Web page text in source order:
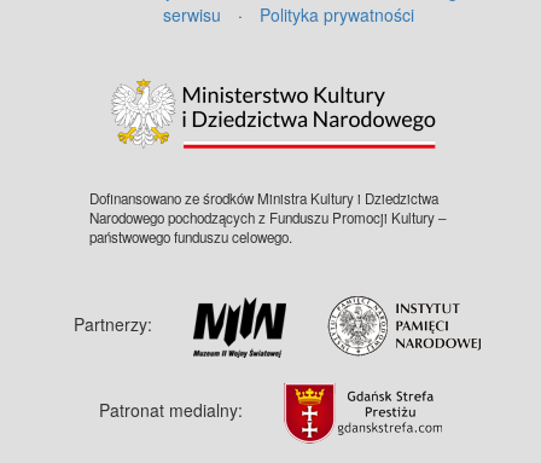
serwisu
· Polityka prywatności
Dofinansowano ze środków Ministra Kultury i Dziedzictwa
Narodowego pochodzących z Funduszu Promocji Kultury –
państwowego funduszu celowego.
Partnerzy:
Patronat medialny: